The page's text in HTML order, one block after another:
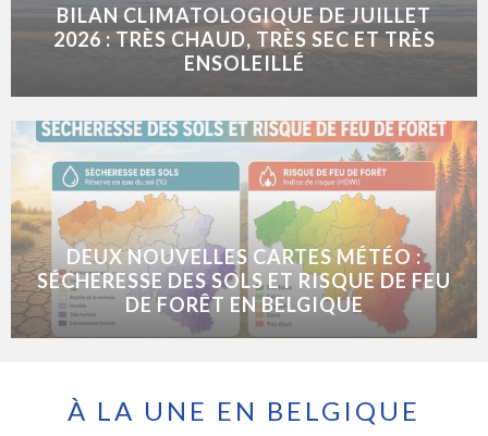
BILAN CLIMATOLOGIQUE DE JUILLET
2026 : TRÈS CHAUD, TRÈS SEC ET TRÈS
ENSOLEILLÉ
DEUX NOUVELLES CARTES MÉTÉO :
SÉCHERESSE DES SOLS ET RISQUE DE FEU
DE FORÊT EN BELGIQUE
À LA UNE EN BELGIQUE